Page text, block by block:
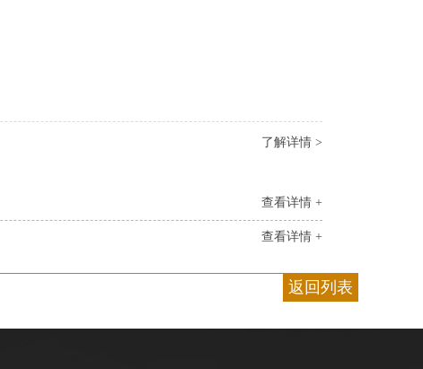
了解详情 >
查看详情 +
查看详情 +
返回列表